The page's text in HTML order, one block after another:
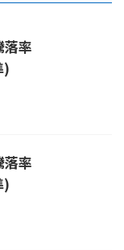
落率
)
落率
)